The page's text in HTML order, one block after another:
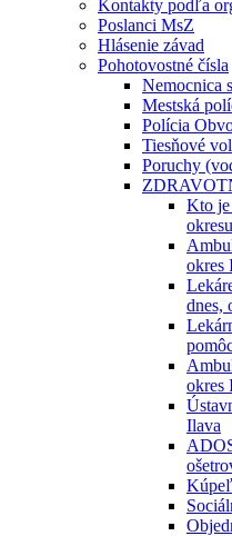
Kontakty podľa
Poslanci MsZ
Hlásenie závad
Pohotovostné čísla
Nemocnica
Mestská
Polícia
Tiesňové
Poruchy
Kto je
okres
dnes,
okres
Ilava